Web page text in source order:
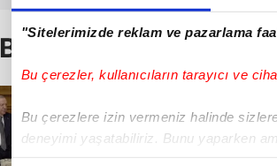
"Sitelerimizde reklam ve pazarlama
Bu çerezler, kullanıcıların tarayıcı ve
Bu çerezlere izin vermeniz halinde
deneyimi yaşatabiliriz. Bunu yaparken
Bunlar da Var